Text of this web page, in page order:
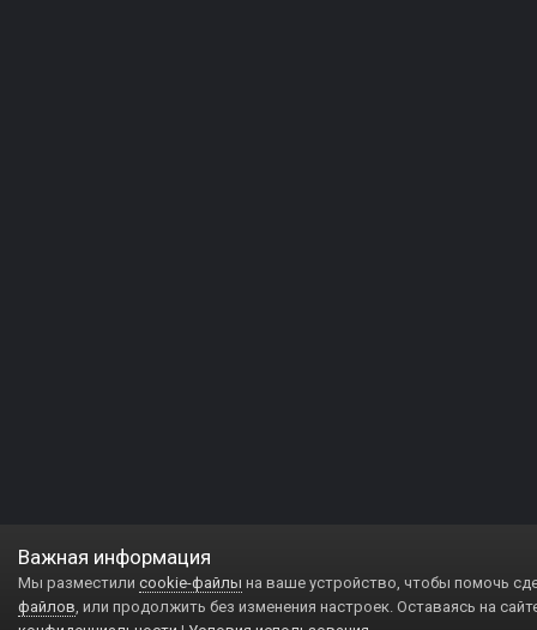
Важная информация
Мы разместили cookie-файлы на ваше устройство, чтобы помочь
файлов, или продолжить без изменения настроек. Оставаясь на